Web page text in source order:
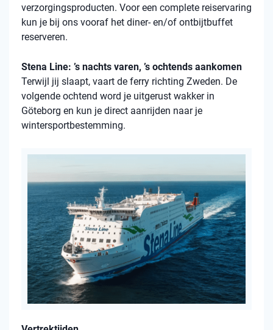
verzorgingsproducten. Voor een complete reiservaring
kun je bij ons vooraf het diner- en/of ontbijtbuffet
reserveren.
Stena Line: ’s nachts varen, ’s ochtends aankomen
Terwijl jij slaapt, vaart de ferry richting Zweden. De
volgende ochtend word je uitgerust wakker in
Göteborg en kun je direct aanrijden naar je
wintersportbestemming.